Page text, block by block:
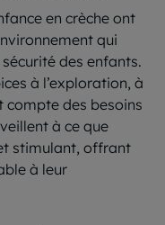
en crèche ont
qui
des enfants.
à l’exploration, à
compte des besoins
à ce que
stimulant, offrant
à leur